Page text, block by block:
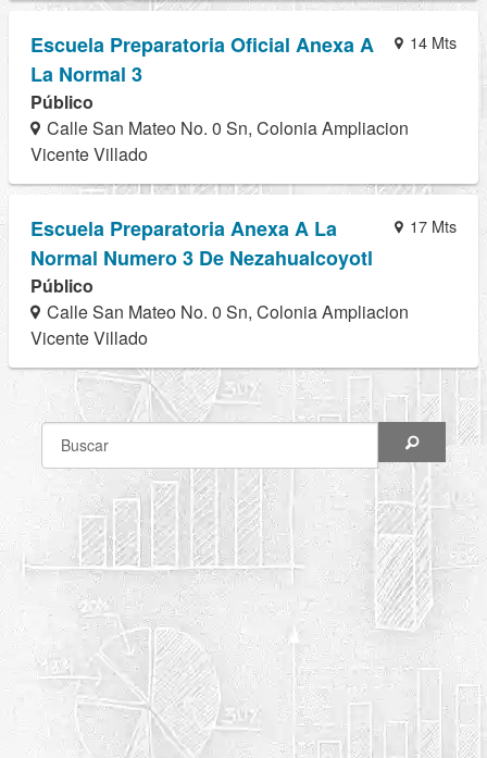
14 Mts
Escuela Preparatoria Oficial Anexa A
La Normal 3
Público
Calle San Mateo No. 0 Sn, Colonia Ampliacion
Vicente Villado
17 Mts
Escuela Preparatoria Anexa A La
Normal Numero 3 De Nezahualcoyotl
Público
Calle San Mateo No. 0 Sn, Colonia Ampliacion
Vicente Villado